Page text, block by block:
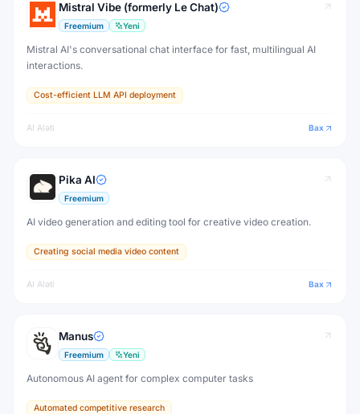
Mistral Vibe (formerly Le Chat)
Freemium Yeni
Mistral AI's conversational chat interface for fast, multilingual AI
interactions.
Cost-efficient LLM API deployment
AI Aləti Bax
Pika AI
Freemium
AI video generation and editing tool for creative video creation.
Creating social media video content
AI Aləti Bax
Manus
Freemium Yeni
Autonomous AI agent for complex computer tasks
Automated competitive research